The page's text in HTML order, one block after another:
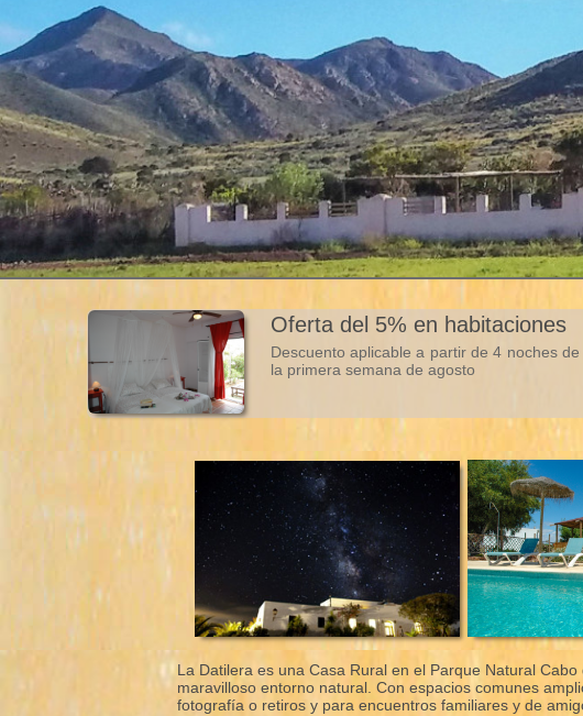
Oferta del 5% en habitaciones
Descuento aplicable a partir de 4 noches
la primera semana de agosto
La Datilera es una Casa Rural en el Parque Natural
maravilloso entorno natural. Con espacios comunes
fotografía o retiros y para encuentros familiares y de